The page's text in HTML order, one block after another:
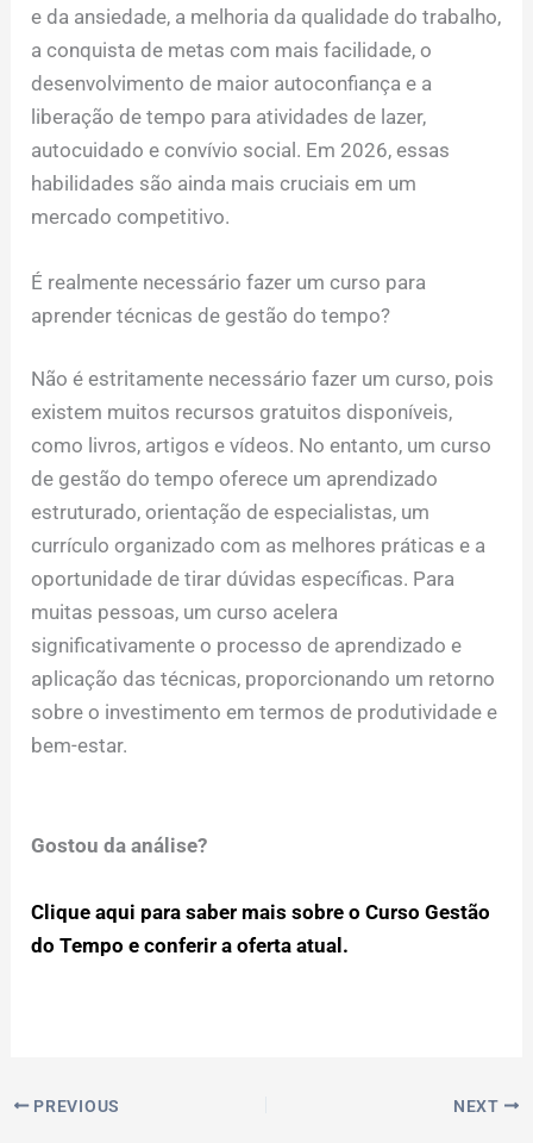
e da ansiedade, a melhoria da qualidade do trabalho,
a conquista de metas com mais facilidade, o
desenvolvimento de maior autoconfiança e a
liberação de tempo para atividades de lazer,
autocuidado e convívio social. Em 2026, essas
habilidades são ainda mais cruciais em um
mercado competitivo.
É realmente necessário fazer um curso para
aprender técnicas de gestão do tempo?
Não é estritamente necessário fazer um curso, pois
existem muitos recursos gratuitos disponíveis,
como livros, artigos e vídeos. No entanto, um curso
de gestão do tempo oferece um aprendizado
estruturado, orientação de especialistas, um
currículo organizado com as melhores práticas e a
oportunidade de tirar dúvidas específicas. Para
muitas pessoas, um curso acelera
significativamente o processo de aprendizado e
aplicação das técnicas, proporcionando um retorno
sobre o investimento em termos de produtividade e
bem-estar.
Gostou da análise?
Clique aqui para saber mais sobre o Curso Gestão
do Tempo e conferir a oferta atual.
PREVIOUS NEXT